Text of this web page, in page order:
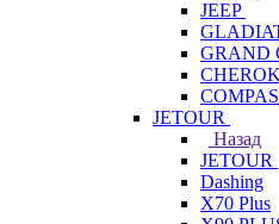
JEEP
GRAND
JETOUR
Назад
JETOUR
Dashing
X70 Plus